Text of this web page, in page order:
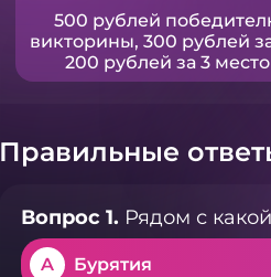
500 рублей
викторины, 300 рублей
200 рублей за 3 место
Правильные
Вопрос 1. Рядом с
A Бурятия